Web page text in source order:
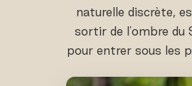
naturelle discrète,
sortir de l'ombre du
pour entrer sous les